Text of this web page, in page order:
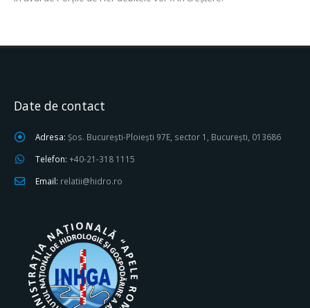
Date de contact
Adresa: Șos. București-Ploiești 97E, sector 1, București, 013686
Telefon: +40-21-318 1115
Email: relatii@hidro.ro